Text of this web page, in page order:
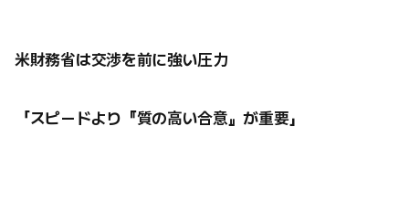
米財務省は交渉を前に強い圧力
「スピードより『質の高い合意』が重要」